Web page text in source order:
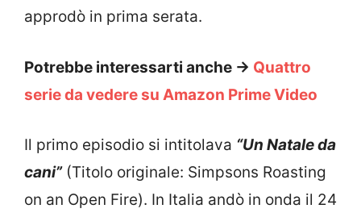
approdò in prima serata.
Potrebbe interessarti anche -> Quattro
serie da vedere su Amazon Prime Video
Il primo episodio si intitolava “Un Natale da
cani”(Titolo originale: Simpsons Roasting
on an Open Fire). In Italia andò in onda il 24